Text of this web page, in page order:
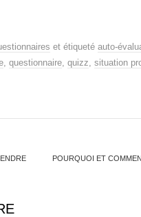
et étiqueté auto-
, questionnaire, quizz, situation
POURQUOI ET